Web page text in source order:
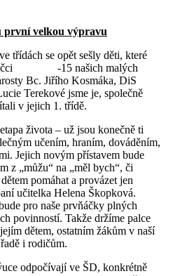
první velkou výpravu
třídách se opět sešly děti, které
žáčci -15 našich malých
Bc. Jiřího Kosmáka, DiS
Terekové jsme je, společně
v jejich 1. třídě.
života – už jsou konečně ti
učením, hraním, dováděním,
Jejich novým přístavem bude
z „můžu“ na „měl bych“, či
pomáhat a provázet jen
učitelka Helena Škopková.
pro naše prvňáčky plných
povinností. Takže držíme palce
dětem, ostatním žákům v naší
i rodičům.
odpočívají ve ŠD, konkrétně